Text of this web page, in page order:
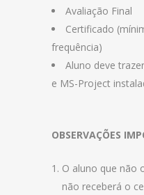
Avaliação Final
Certificado
frequência)
Aluno deve
e MS-Project
OBSERVAÇÕES
O aluno que não
não receberá o